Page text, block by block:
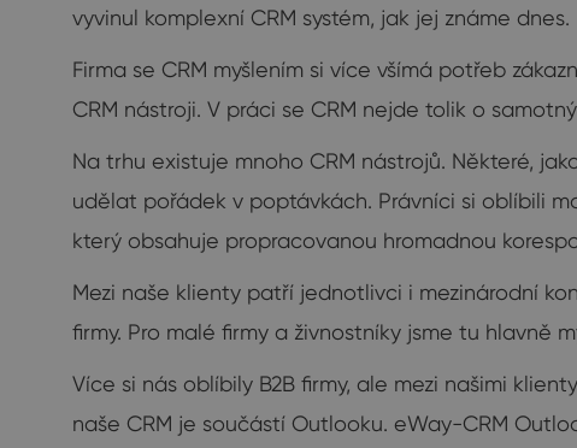
vyvinul komplexní CRM systém, jak jej známe dnes.
Firma se CRM myšlením si více všímá potřeb
CRM nástroji. V práci se CRM nejde tolik o
Na trhu existuje mnoho CRM nástrojů. Některé,
udělat pořádek v poptávkách. Právníci si oblíbili
který obsahuje propracovanou hromadnou
Mezi naše klienty patří jednotlivci i mezinárodní
firmy. Pro malé firmy a živnostníky jsme tu hlavně
Více si nás oblíbily B2B firmy, ale mezi našimi
naše CRM je součástí Outlooku. eWay-CRM